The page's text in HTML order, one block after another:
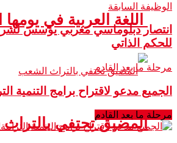
اللغة العربية في
المضيق تحتفي
الوظيفة السابقة
انتصار دبلوماسي مغربي يؤسس
للحكم الذاتي
مرحلة ما بعد القادم
الجميع مدعو لاقتراح برامج التنمية
مرحلة ما بعد القادم